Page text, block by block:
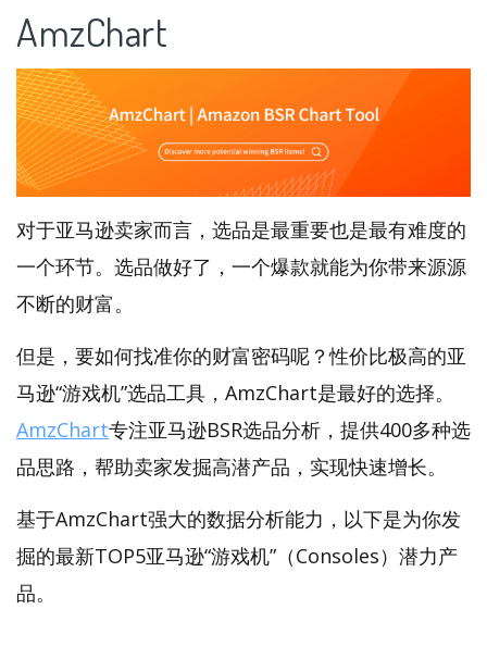
AmzChart
对于亚马逊卖家而言，选品是最重要也是最有难度的
一个环节。选品做好了，一个爆款就能为你带来源源
不断的财富。
但是，要如何找准你的财富密码呢？性价比极高的亚
马逊“游戏机”选品工具，AmzChart是最好的选择。
AmzChart专注亚马逊BSR选品分析，提供400多种选
品思路，帮助卖家发掘高潜产品，实现快速增长。
基于AmzChart强大的数据分析能力，以下是为你发
掘的最新TOP5亚马逊“游戏机”（Consoles）潜力产
品。